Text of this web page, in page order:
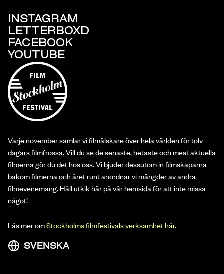
INSTAGRAM
LETTERBOXD
FACEBOOK
YOUTUBE
Varje november samlar vi filmälskare över hela världen för tolv
dagars filmfrossa. Vill du se de senaste, hetaste och mest aktuella
filmerna gör du det hos oss. Vi bjuder dessutom in filmskaparna
bakom filmerna och året runt anordnar vi mängder av andra
filmevenemang. Håll utkik här på vår hemsida för att inte missa
något!
Läs mer omStockholms filmfestivals verksamhet här.
SVENSKA